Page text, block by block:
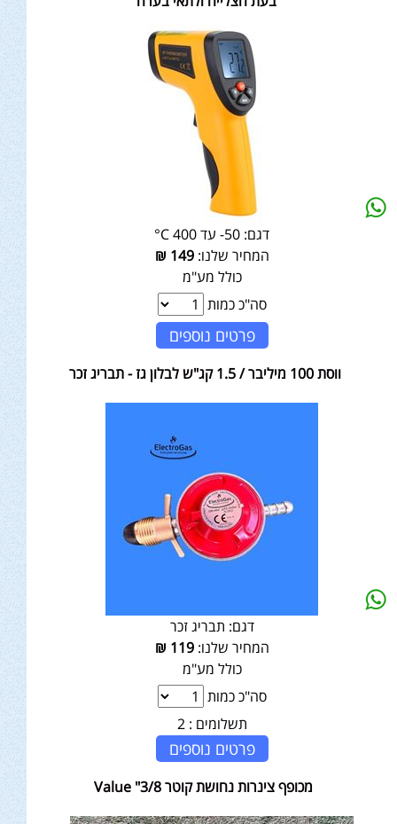
דגם: 50- עד 400 C°
המחיר שלנו:149
₪
כולל מע"מ
סה"כ כמות
פרטים נוספים
ווסת 100 מיליבר / 1.5 קג"ש לבלון גז - תבריג זכר
דגם: תבריג זכר
המחיר שלנו:119
₪
כולל מע"מ
סה"כ כמות
תשלומים : 2
פרטים נוספים
מכופף צינרות נחושת קוטר 3/8" Value